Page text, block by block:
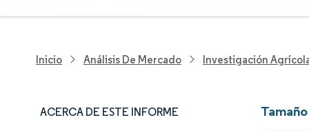
Inicio Análisis De Mercado Investigación
ACERCA DE ESTE INFORME